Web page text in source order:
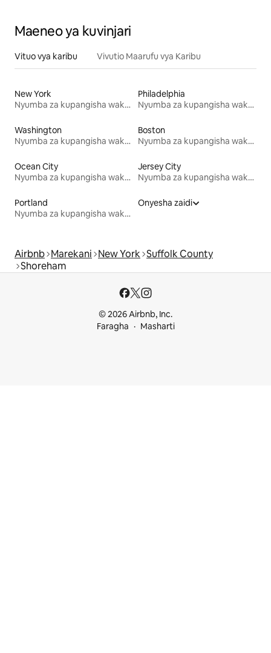
Maeneo ya kuvinjari
Vituo vya karibu Vivutio Maarufu vya Karibu
New York
Nyumba za kupangisha wakati wa likizo
Philadelphia
Nyumba za kupangisha wakati wa likizo
Washington
Nyumba za kupangisha wakati wa likizo
Boston
Nyumba za kupangisha wakati wa likizo
Ocean City
Nyumba za kupangisha wakati wa likizo
Jersey City
Nyumba za kupangisha wakati wa likizo
Portland
Nyumba za kupangisha wakati wa likizo
Onyesha zaidi
Airbnb Marekani New York Suffolk County
Shoreham
© 2026 Airbnb, Inc.
Faragha
Masharti